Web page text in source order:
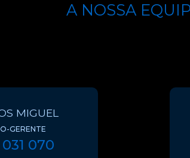
A NOSSA
MIGUEL
GERENTE
070